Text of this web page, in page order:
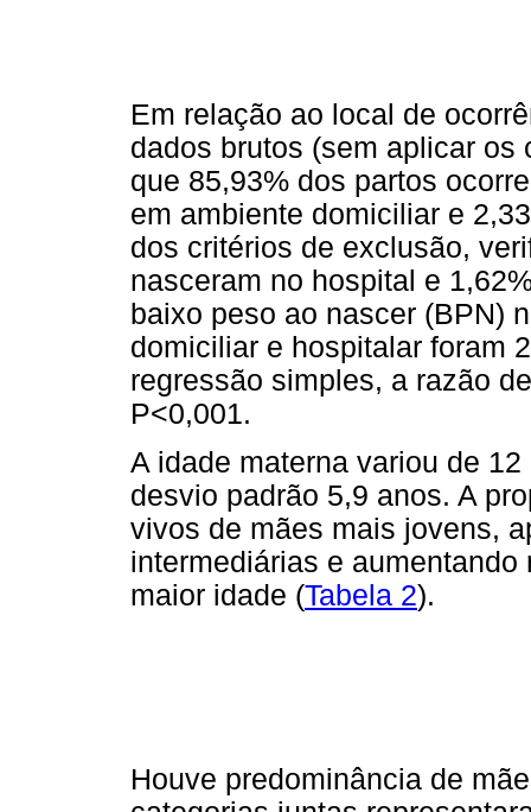
Em relação ao local de
dados brutos (sem aplicar
que 85,93% dos partos
em ambiente domiciliar e
dos critérios de exclusão,
nasceram no hospital e
baixo peso ao nascer (BPN)
domiciliar e hospitalar foram
regressão simples, a razão
P<0,001.
A idade materna variou de
desvio padrão 5,9 anos. A
vivos de mães mais jovens,
intermediárias e
maior idade (Tabela 2).
Houve predominância de